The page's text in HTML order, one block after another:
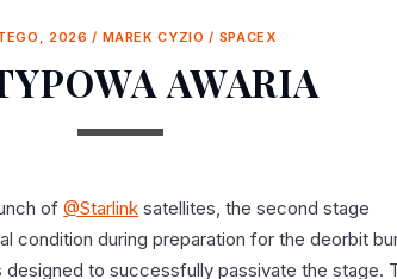
2026 / MAREK CYZIO / SPACEX
AWARIA
of@Starlink satellites, the second stage
condition during preparation for the deorbit
to successfully passivate the stage.